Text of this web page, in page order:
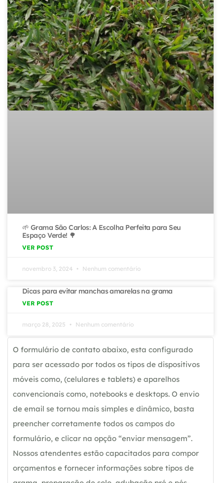
🌱 Grama São Carlos: A Escolha Perfeita para Seu
Espaço Verde! 🌳
VER POST
novembro 3, 2024 Nenhum comentário
Dicas para evitar manchas amarelas na grama
VER POST
março 28, 2025 Nenhum comentário
O formulário de contato abaixo, esta configurado
para ser acessado por todos os tipos de dispositivos
móveis como, (celulares e tablets) e aparelhos
convencionais como, notebooks e desktops. O envio
de email se tornou mais simples e dinâmico, basta
preencher corretamente todos os campos do
formulário, e clicar na opção “enviar mensagem”.
Nossos atendentes estão capacitados para compor
orçamentos e fornecer informações sobre tipos de